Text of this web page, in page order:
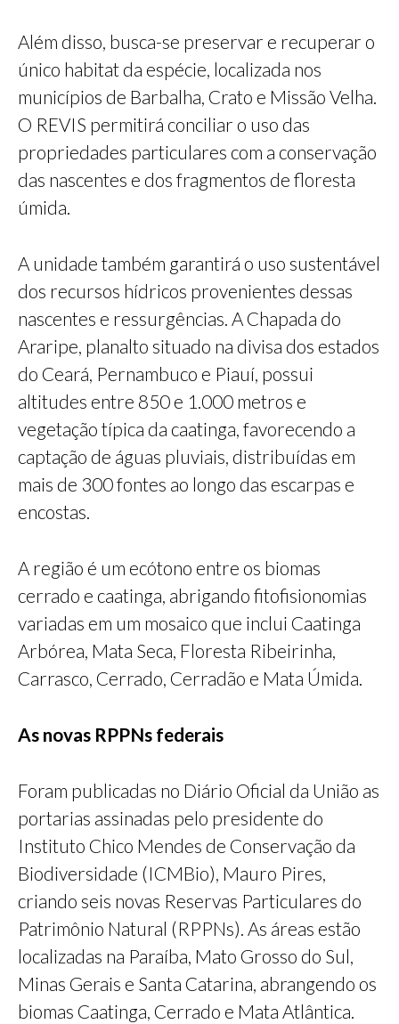
Além disso, busca-se preservar e recuperar o
único habitat da espécie, localizada nos
municípios de Barbalha, Crato e Missão Velha.
O REVIS permitirá conciliar o uso das
propriedades particulares com a conservação
das nascentes e dos fragmentos de floresta
úmida.
A unidade também garantirá o uso sustentável
dos recursos hídricos provenientes dessas
nascentes e ressurgências. A Chapada do
Araripe, planalto situado na divisa dos estados
do Ceará, Pernambuco e Piauí, possui
altitudes entre 850 e 1.000 metros e
vegetação típica da caatinga, favorecendo a
captação de águas pluviais, distribuídas em
mais de 300 fontes ao longo das escarpas e
encostas.
A região é um ecótono entre os biomas
cerrado e caatinga, abrigando fitofisionomias
variadas em um mosaico que inclui Caatinga
Arbórea, Mata Seca, Floresta Ribeirinha,
Carrasco, Cerrado, Cerradão e Mata Úmida.
As novas RPPNs federais
Foram publicadas no Diário Oficial da União as
portarias assinadas pelo presidente do
Instituto Chico Mendes de Conservação da
Biodiversidade (ICMBio), Mauro Pires,
criando seis novas Reservas Particulares do
Patrimônio Natural (RPPNs). As áreas estão
localizadas na Paraíba, Mato Grosso do Sul,
Minas Gerais e Santa Catarina, abrangendo os
biomas Caatinga, Cerrado e Mata Atlântica.